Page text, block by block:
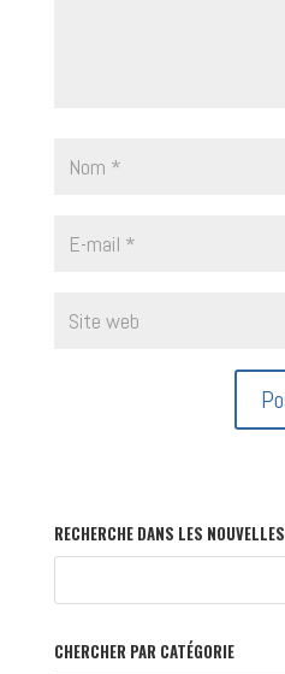
RECHERCHE DANS LES NOUVELLES
CHERCHER PAR CATÉGORIE